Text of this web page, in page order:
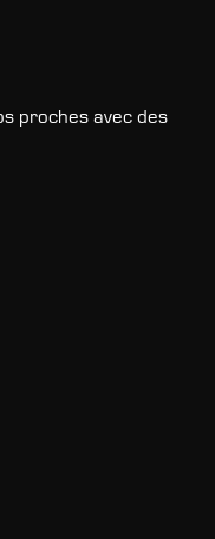
proches avec des